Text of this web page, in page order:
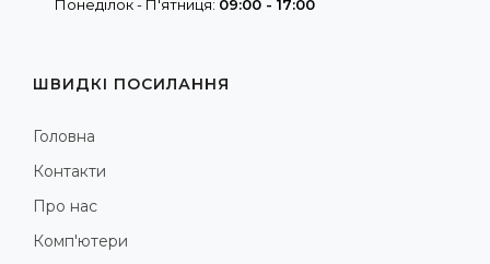
Понеділок - П'ятниця: 09:00 - 17:00
ШВИДКІ ПОСИЛАННЯ
Головна
Контакти
Про нас
Комп'ютери